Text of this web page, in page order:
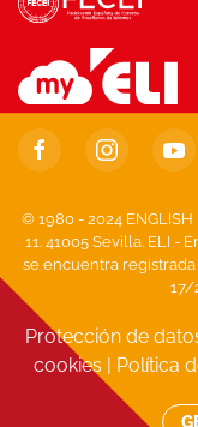
© 1980 - 2024 ENGLISH
11. 41005 Sevilla. ELI -
se encuentra
17/
Protección de
cookies | Política